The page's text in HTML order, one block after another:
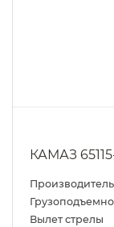
КАМАЗ
Вылет стрелы